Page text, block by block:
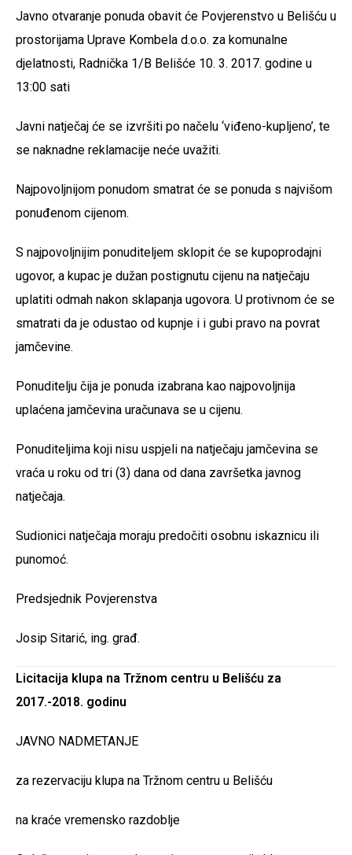
Javno otvaranje ponuda obavit će Povjerenstvo u Belišću u
prostorijama Uprave Kombela d.o.o. za komunalne
djelatnosti, Radnička 1/B Belišće 10. 3. 2017. godine u
13:00 sati
Javni natječaj će se izvršiti po načelu ‘viđeno-kupljeno’, te
se naknadne reklamacije neće uvažiti.
Najpovoljnijom ponudom smatrat će se ponuda s najvišom
ponuđenom cijenom.
S najpovoljnijim ponuditeljem sklopit će se kupoprodajni
ugovor, a kupac je dužan postignutu cijenu na natječaju
uplatiti odmah nakon sklapanja ugovora. U protivnom će se
smatrati da je odustao od kupnje i i gubi pravo na povrat
jamčevine.
Ponuditelju čija je ponuda izabrana kao najpovoljnija
uplaćena jamčevina uračunava se u cijenu.
Ponuditeljima koji nisu uspjeli na natječaju jamčevina se
vraća u roku od tri (3) dana od dana završetka javnog
natječaja.
Sudionici natječaja moraju predočiti osobnu iskaznicu ili
punomoć.
Predsjednik Povjerenstva
Josip Sitarić, ing. građ.
Licitacija klupa na Tržnom centru u Belišću za
2017.-2018. godinu
JAVNO NADMETANJE
za rezervaciju klupa na Tržnom centru u Belišću
na kraće vremensko razdoblje